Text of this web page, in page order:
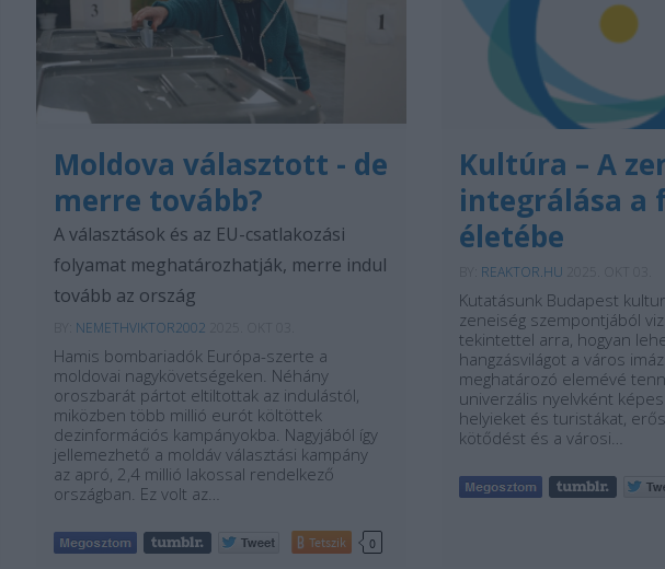
Moldova választott - de
merre tovább?
A választások és az EU-csatlakozási
folyamat meghatározhatják, merre indul
tovább az ország
NEMETHVIKTOR2002
Hamis bombariadók Európa-szerte a
moldovai nagykövetségeken. Néhány
oroszbarát pártot eltiltottak az indulástól,
miközben több millió eurót költöttek
dezinformációs kampányokba. Nagyjából így
jellemezhető a moldáv választási kampány
az apró, 2,4 millió lakossal rendelkező
országban. Ez volt az…
Tetszik 0
Kultúra – A
integrálása a
életébe
REAKTOR.HU
Kutatásunk Budapest
zeneiség szempontjából
tekintettel arra, hogyan
hangzásvilágot a város
meghatározó elemévé
univerzális nyelvként
helyieket és turistákat,
kötődést és a városi…